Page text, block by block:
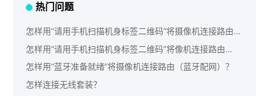
热门问题
怎样用“请用手机扫描机身标签二维码”将摄像机连接路由
（二维码配网）？
怎样用“请用手机扫描机身标签二维码”将像机连接路由
（AP热点配网）？
怎样用“蓝牙准备就绪”将摄像机连接路由（蓝牙配网）？
怎样连接无线套装？